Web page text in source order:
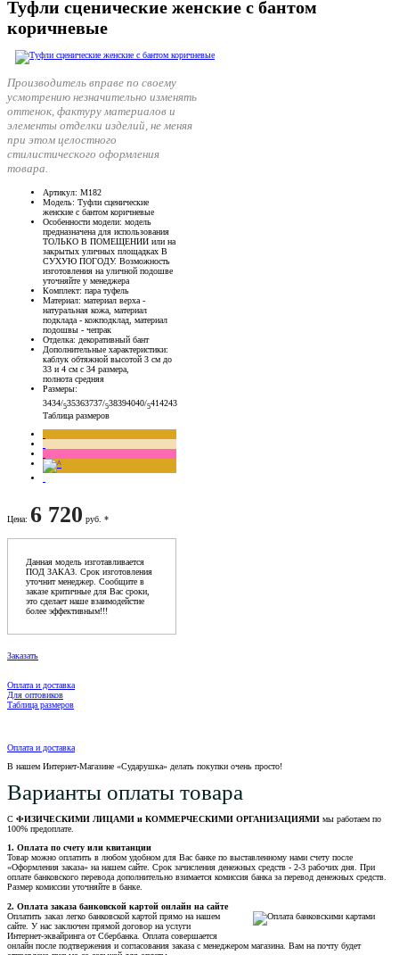
Туфли сценические женские с бантом
коричневые
Производитель вправе по своему
усмотрению незначительно изменять
оттенок, фактуру материалов и
элементы отделки изделий, не меняя
при этом целостного
стилистического оформления
товара.
Артикул: М182
Модель: Туфли сценические
женские с бантом коричневые
Особенности модели: модель
предназначена для использования
ТОЛЬКО В ПОМЕЩЕНИИ или на
закрытых уличных площадках В
СУХУЮ ПОГОДУ. Возможность
изготовления на уличной подошве
уточняйте у менеджера
Комплект: пара туфель
Материал: материал верха -
натуральная кожа, материал
подклада - кожподклад, материал
подошвы - чепрак
Отделка: декоративный бант
Дополнительные характеристики:
каблук обтяжной высотой 3 см до
33 и 4 см с 34 размера,
полнота средняя
Размеры:
3434/535363737/538394040/5414243
Таблица размеров
Цена: 6 720 руб. *
Данная модель изготавливается
ПОД ЗАКАЗ. Срок изготовления
уточнит менеджер. Сообщите в
заказе критичные для Вас сроки,
это сделает наше взаимодейстие
более эффективным!!!
Заказать
Оплата и доставка
Для оптовиков
Таблица размеров
Оплата и доставка
В нашем Интернет-Магазине «Сударушка» делать покупки очень просто!
Варианты оплаты товара
С ФИЗИЧЕСКИМИ ЛИЦАМИ и КОММЕРЧЕСКИМИ ОРГАНИЗАЦИЯМИ мы работаем по
100% предоплате.
1. Оплата по счету или квитанции
Товар можно оплатить в любом удобном для Вас банке по выставленному нами счету после
«Оформления заказа» на нашем сайте. Срок зачисления денежных средств - 2-3 рабочих дня. При
оплате банковского перевода дополнительно взимается комиссия банка за перевод денежных средств.
Размер комиссии уточняйте в банке.
2. Оплата заказа банковской картой онлайн на сайте
Оплатить заказ легко банковской картой прямо на нашем
сайте. У нас заключен прямой договор на услуги
Интернет-эквайринга от Сбербанка. Оплата совершается
онлайн после подтвержения и согласования заказа с менеджером магазина. Вам на почту будет